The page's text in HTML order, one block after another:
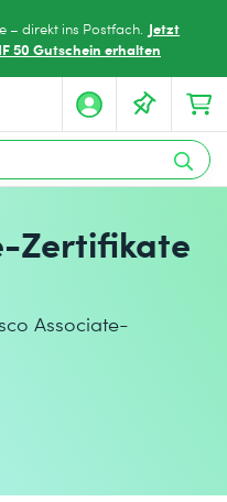
– direkt ins Postfach. Jetzt
50 Gutschein erhalten
Zertifikate
Associate-